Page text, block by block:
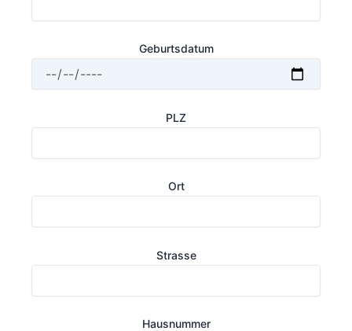
Geburtsdatum
PLZ
Ort
Strasse
Hausnummer